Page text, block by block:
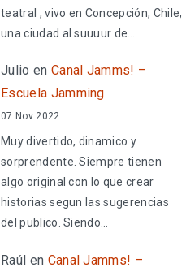
teatral , vivo en Concepción, Chile,
una ciudad al suuuur de…
Julio en Canal Jamms! –
Escuela Jamming
07 Nov 2022
Muy divertido, dinamico y
sorprendente. Siempre tienen
algo original con lo que crear
historias segun las sugerencias
del publico. Siendo…
Raúl en Canal Jamms! –